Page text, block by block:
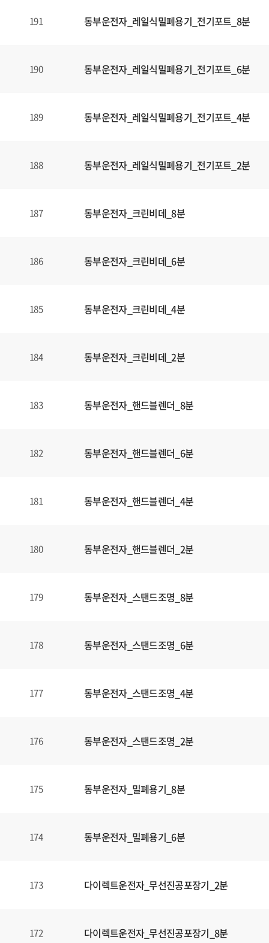
191 동부운전자_레일식밀폐용기_전기포트_8분
190 동부운전자_레일식밀폐용기_전기포트_6분
189 동부운전자_레일식밀폐용기_전기포트_4분
188 동부운전자_레일식밀폐용기_전기포트_2분
187 동부운전자_크린비데_8분
186 동부운전자_크린비데_6분
185 동부운전자_크린비데_4분
184 동부운전자_크린비데_2분
183 동부운전자_핸드블렌더_8분
182 동부운전자_핸드블렌더_6분
181 동부운전자_핸드블렌더_4분
180 동부운전자_핸드블렌더_2분
179 동부운전자_스탠드조명_8분
178 동부운전자_스탠드조명_6분
177 동부운전자_스탠드조명_4분
176 동부운전자_스탠드조명_2분
175 동부운전자_밀폐용기_8분
174 동부운전자_밀폐용기_6분
173 다이렉트운전자_무선진공포장기_2분
172 다이렉트운전자_무선진공포장기_8분